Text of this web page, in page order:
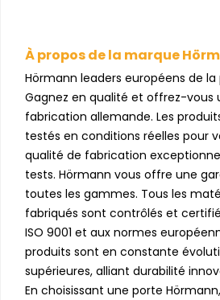
À propos de la marque
Hörmann leaders européens de
Gagnez en qualité et offrez-vous
fabrication allemande. Les
testés en conditions réelles pour
qualité de fabrication
tests. Hörmann vous offre une
toutes les gammes. Tous les
fabriqués sont contrôlés et
ISO 9001 et aux normes
produits sont en constante
supérieures, alliant durabilité
En choisissant une porte